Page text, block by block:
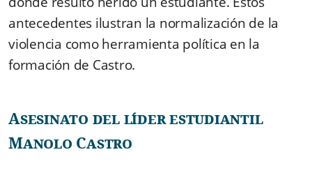
antecedentes ilustran la normalización de la
violencia como herramienta política en la
formación de Castro.
Asesinato del líder estudiantil
Manolo Castro